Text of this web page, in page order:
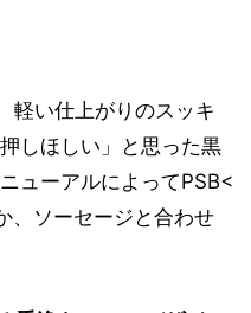
軽い仕上がりのスッキ
しほしい」と思った黒
ューアルによってPSB<
、ソーセージと合わせ